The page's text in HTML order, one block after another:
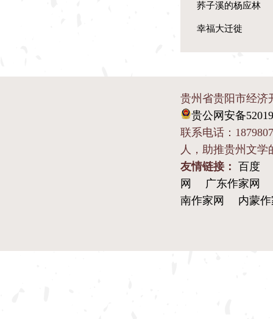
荞子溪的杨应林
幸福大迁徙
贵州省贵阳市经
贵公网安备
联系电话：
人，助推贵州文学
友情链接： 百度
网
广东作家网
南作家网
内蒙